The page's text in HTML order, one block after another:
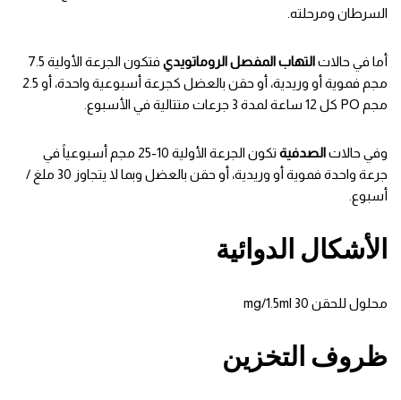
السرطان ومرحلته.
أما في حالاتالتهاب المفصل الروماتويدي
فتكون الجرعة الأولية 7.5
مجم فموية أو وريدية، أو حقن بالعضل كجرعة أسبوعية واحدة، أو 2.5
مجم PO كل 12 ساعة لمدة 3 جرعات متتالية في الأسبوع.
وفي حالاتالصدفية
تكون الجرعة الأولية 10-25 مجم أسبوعياً في
جرعة واحدة فموية أو وريدية، أو حقن بالعضل وبما لا يتجاوز 30 ملغ /
أسبوع.
الأشكال الدوائية
محلول للحقن 30 mg/1.5ml
ظروف التخزين